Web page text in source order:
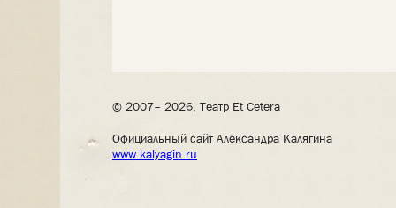
© 2007– 2026, Театр Et Cetera
Официальный сайт Александра Калягина
www.kalyagin.ru